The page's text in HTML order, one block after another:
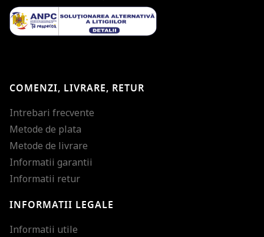
COMENZI, LIVRARE, RETUR
Intrebari frecvente
Metode de plata
Metode de livrare
Informatii garantii
Informatii retur
INFORMATII LEGALE
Informatii utile